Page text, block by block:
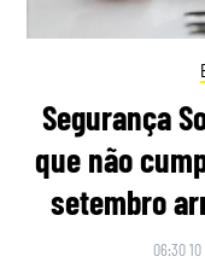
Segurança
que não
setembro
06:30